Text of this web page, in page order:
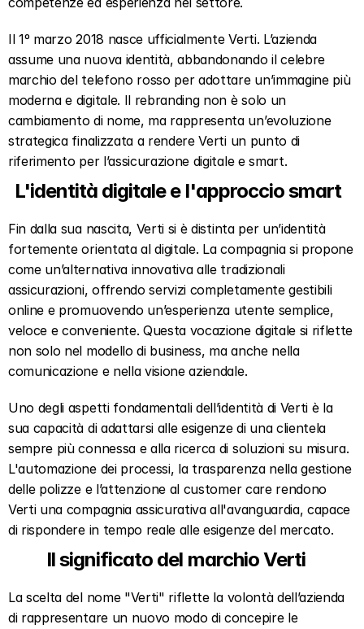
Il 1º marzo 2018 nasce ufficialmente Verti. L’azienda
assume una nuova identità, abbandonando il celebre
marchio del telefono rosso per adottare un’immagine più
moderna e digitale. Il rebranding non è solo un
cambiamento di nome, ma rappresenta un’evoluzione
strategica finalizzata a rendere Verti un punto di
riferimento per l’assicurazione digitale e smart.
L'identità digitale e l'approccio smart
Fin dalla sua nascita, Verti si è distinta per un’identità
fortemente orientata al digitale. La compagnia si propone
come un’alternativa innovativa alle tradizionali
assicurazioni, offrendo servizi completamente gestibili
online e promuovendo un’esperienza utente semplice,
veloce e conveniente. Questa vocazione digitale si riflette
non solo nel modello di business, ma anche nella
comunicazione e nella visione aziendale.
Uno degli aspetti fondamentali dell’identità di Verti è la
sua capacità di adattarsi alle esigenze di una clientela
sempre più connessa e alla ricerca di soluzioni su misura.
L'automazione dei processi, la trasparenza nella gestione
delle polizze e l’attenzione al customer care rendono
Verti una compagnia assicurativa all'avanguardia, capace
di rispondere in tempo reale alle esigenze del mercato.
Il significato del marchio Verti
La scelta del nome "Verti" riflette la volontà dell’azienda
di rappresentare un nuovo modo di concepire le